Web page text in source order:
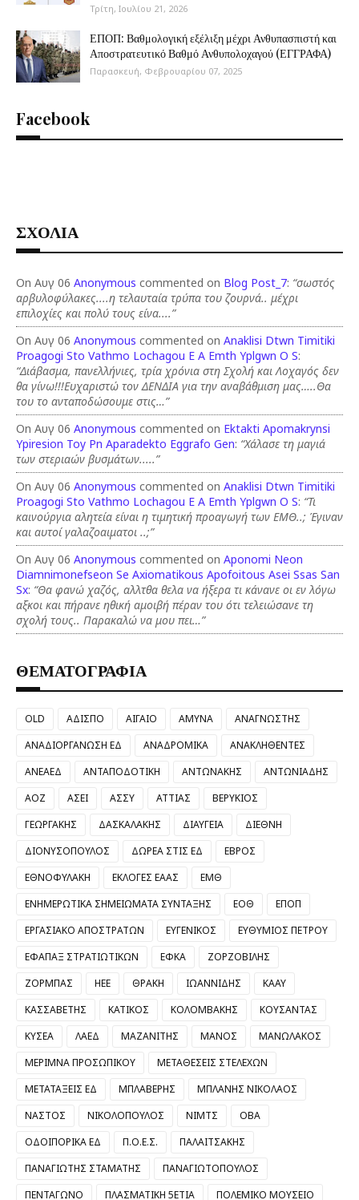
Τρίτη, Ιουλίου 21, 2026
ΕΠΟΠ: Βαθμολογική εξέλιξη μέχρι Ανθυπασπιστή και
Αποστρατευτικό Βαθμό Ανθυπολοχαγού (ΕΓΓΡΑΦΑ)
Παρασκευή, Φεβρουαρίου 07, 2025
Facebook
ΣΧΟΛΙΑ
On Αυγ 06 Anonymous commented on Blog Post_7: “σωστός
αρβυλοφύλακες....η τελαυταία τρύπα του ζουρνά.. μέχρι
επιλοχίες και πολύ τους είνα....”
On Αυγ 06 Anonymous commented on Anaklisi Dtwn Timitiki
Proagogi Sto Vathmo Lochagou E A Emth Yplgwn O S:
“Διάβασμα, πανελλήνιες, τρία χρόνια στη Σχολή και Λοχαγός δεν
θα γίνω!!!Ευχαριστώ τον ΔΕΝΔΙΑ για την αναβάθμιση μας…..Θα
του το ανταποδώσουμε στις…”
On Αυγ 06 Anonymous commented on Ektakti Apomakrynsi
Ypiresion Toy Pn Aparadekto Eggrafo Gen: “Χάλασε τη μαγιά
των στεριαών βυσμάτων.....”
On Αυγ 06 Anonymous commented on Anaklisi Dtwn Timitiki
Proagogi Sto Vathmo Lochagou E A Emth Yplgwn O S: “Τι
καινούργια αλητεία είναι η τιμητική προαγωγή των ΕΜΘ..; Έγιναν
και αυτοί γαλαζοαιματοι ..;”
On Αυγ 06 Anonymous commented on Aponomi Neon
Diamnimonefseon Se Axiomatikous Apofoitous Asei Ssas San
Sx: “Θα φανώ χαζός, αλλτθα θελα να ήξερα τι κάνανε οι εν λόγω
αξκοι και πήρανε ηθική αμοιβή πέραν του ότι τελειώσανε τη
σχολή τους.. Παρακαλώ να μου πει…”
ΘΕΜΑΤΟΓΡΑΦΙΑ
OLD ΑΔΙΣΠΟ ΑΙΓΑΙΟ ΑΜΥΝΑ
ΑΝΑΓΝΩΣΤΗΣ
ΑΝΑΔΙΟΡΓΑΝΩΣΗ ΕΔ
ΑΝΑΔΡΟΜΙΚΑ
ΑΝΑΚΛΗΘΕΝΤΕΣ
ΑΝΕΑΕΔ
ΑΝΤΑΠΟΔΟΤΙΚΗ ΑΝΤΩΝΑΚΗΣ
ΑΝΤΩΝΙΑΔΗΣ
ΑΟΖ
ΑΣΕΙ ΑΣΣΥ ΑΤΤΙΑΣ
ΒΕΡΥΚΙΟΣ
ΓΕΩΡΓΑΚΗΣ
ΔΑΣΚΑΛΑΚΗΣ ΔΙΑΥΓΕΙΑ
ΔΙΕΘΝΗ
ΔΙΟΝΥΣΟΠΟΥΛΟΣ
ΔΩΡΕΑ ΣΤΙΣ ΕΔ
ΕΒΡΟΣ
ΕΘΝΟΦΥΛΑΚΗ
ΕΚΛΟΓΕΣ ΕΑΑΣ
ΕΜΘ
ΕΝΗΜΕΡΩΤΙΚΑ ΣΗΜΕΙΩΜΑΤΑ ΣΥΝΤΑΞΗΣ
ΕΟΘ
ΕΠΟΠ
ΕΡΓΑΣΙΑΚΟ ΑΠΟΣΤΡΑΤΩΝ
ΕΥΓΕΝΙΚΟΣ
ΕΥΘΥΜΙΟΣ ΠΕΤΡΟΥ
ΕΦΑΠΑΞ ΣΤΡΑΤΙΩΤΙΚΩΝ
ΕΦΚΑ
ΖΟΡΖΟΒΙΛΗΣ
ΖΟΡΜΠΑΣ
ΗΕΕ ΘΡΑΚΗ ΙΩΑΝΝΙΔΗΣ
ΚΑΑΥ
ΚΑΣΣΑΒΕΤΗΣ
ΚΑΤΙΚΟΣ ΚΟΛΟΜΒΑΚΗΣ
ΚΟΥΣΑΝΤΑΣ
ΚΥΣΕΑ
ΛΑΕΔ ΜΑΖΑΝΙΤΗΣ ΜΑΝΟΣ
ΜΑΝΩΛΑΚΟΣ
ΜΕΡΙΜΝΑ ΠΡΟΣΩΠΙΚΟΥ
ΜΕΤΑΘΕΣΕΙΣ ΣΤΕΛΕΧΩΝ
ΜΕΤΑΤΑΞΕΙΣ ΕΔ
ΜΠΛΑΒΕΡΗΣ
ΜΠΛΑΝΗΣ ΝΙΚΟΛΑΟΣ
ΝΑΣΤΟΣ
ΝΙΚΟΛΟΠΟΥΛΟΣ ΝΙΜΤΣ
ΟΒΑ
ΟΔΟΙΠΟΡΙΚΑ ΕΔ
Π.Ο.Ε.Σ.
ΠΑΛΑΙΤΣΑΚΗΣ
ΠΑΝΑΓΙΩΤΗΣ ΣΤΑΜΑΤΗΣ
ΠΑΝΑΓΙΩΤΟΠΟΥΛΟΣ
ΠΕΝΤΑΓΩΝΟ
ΠΛΑΣΜΑΤΙΚΗ 5ΕΤΙΑ ΠΟΛΕΜΙΚΟ ΜΟΥΣΕΙΟ